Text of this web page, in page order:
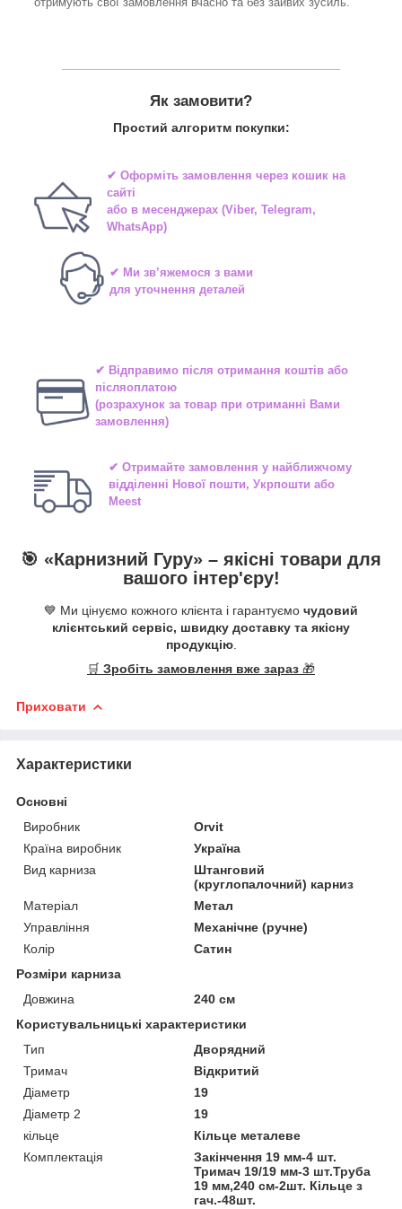
Як замовити?
Простий алгоритм покупки:
✔ Оформіть замовлення через кошик на
сайті
або в месенджерах(Viber, Telegram,
WhatsApp)
✔ Ми зв’яжемося з вами
для уточнення деталей
✔ Відправимо після отримання коштів або
післяоплатою
(розрахунок за товар при отриманні Вами
замовлення)
✔ Отримайте замовлення у найближчому
відділенні Нової пошти, Укрпошти або
Meest
🎯 «Карнизний Гуру» – якісні товари для
вашого інтер'єру!
💙 Ми цінуємо кожного клієнта і гарантуємо чудовий
клієнтський сервіс, швидку доставку та якісну
продукцію.
🛒 Зробіть замовлення вже зараз 🎁
Приховати
Характеристики
Основні
Виробник
Orvit
Країна виробник
Україна
Вид карниза
Штанговий
(круглопалочний) карниз
Матеріал
Метал
Управління
Механічне (ручне)
Колір
Сатин
Розміри карниза
Довжина
240 см
Користувальницькі характеристики
Тип
Дворядний
Тримач
Відкритий
Діаметр
19
Діаметр 2
19
кільце
Кільце металеве
Комплектація
Закінчення 19 мм-4 шт.
Тримач 19/19 мм-3 шт.Труба
19 мм,240 см-2шт. Кільце з
гач.-48шт.